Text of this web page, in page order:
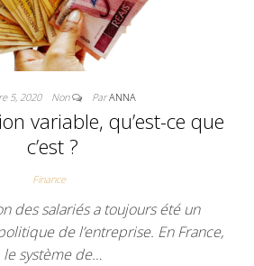
5, 2020 Non ParANNA
variable, qu’est-ce que
c’est ?
Finance
des salariés a toujours été un
de l’entreprise. En France,
le système de…